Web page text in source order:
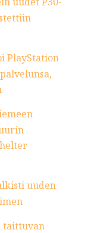
PlayStation
uuden
taittuvan